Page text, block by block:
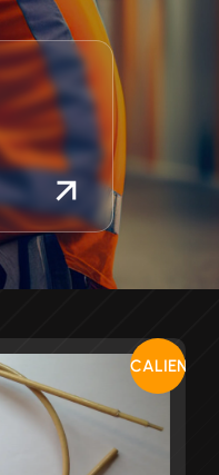
CALIENTE